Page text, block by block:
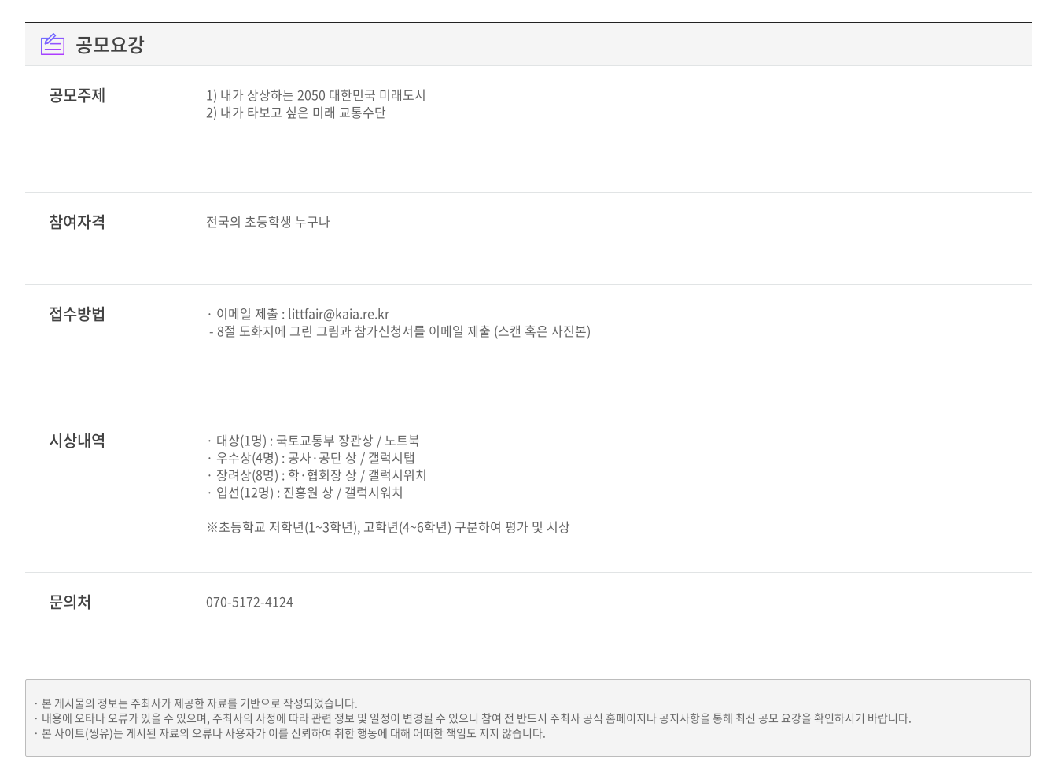
공모요강
공모주제
1) 내가 상상하는 2050 대한민국 미래도시
2) 내가 타보고 싶은 미래 교통수단
참여자격 전국의 초등학생 누구나
접수방법
· 이메일 제출 : littfair@kaia.re.kr
- 8절 도화지에 그린 그림과 참가신청서를 이메일 제출 (스캔 혹은 사진본)
시상내역
· 대상(1명) : 국토교통부 장관상 / 노트북
· 우수상(4명) : 공사·공단 상 / 갤럭시탭
· 장려상(8명) : 학·협회장 상 / 갤럭시워치
· 입선(12명) : 진흥원 상 / 갤럭시워치
※초등학교 저학년(1~3학년), 고학년(4~6학년) 구분하여 평가 및 시상
문의처 070-5172-4124
본 게시물의 정보는 주최사가 제공한 자료를 기반으로 작성되었습니다.
내용에 오타나 오류가 있을 수 있으며, 주최사의 사정에 따라 관련 정보 및 일정이 변경될 수 있으니 참여 전 반드시 주최사 공식 홈페이지나 공지사항을 통해 최신 공모 요강을 확인하시기 바랍니다.
본 사이트(씽유)는 게시된 자료의 오류나 사용자가 이를 신뢰하여 취한 행동에 대해 어떠한 책임도 지지 않습니다.